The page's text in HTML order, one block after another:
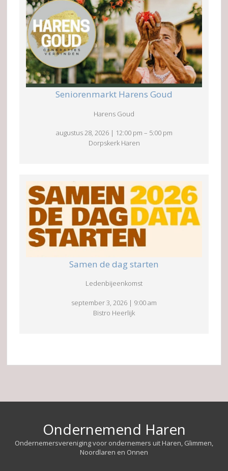
Seniorenmarkt Harens Goud
Harens Goud
augustus 28, 2026 | 12:00 pm – 5:00 pm
Dorpskerk Haren
Samen de dag starten
Ledenbijeenkomst
september 3, 2026 | 9:00 am
Bistro Heerlijk
Ondernemend Haren
Ondernemersvereniging voor ondernemers uit Haren, Glimmen,
Noordlaren en Onnen